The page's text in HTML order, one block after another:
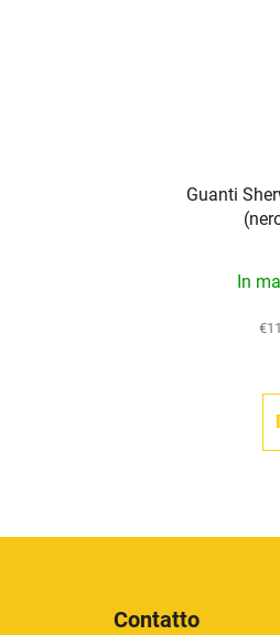
Guanti
In
Contatto